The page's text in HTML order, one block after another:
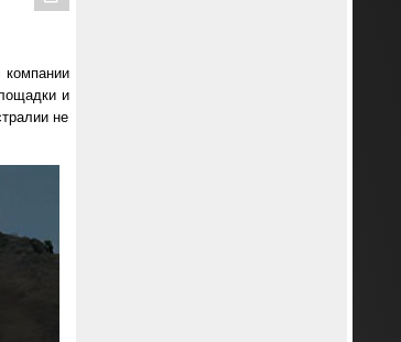
компании
и
не